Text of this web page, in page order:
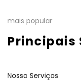
mais popular
Principais
Nosso Serviços